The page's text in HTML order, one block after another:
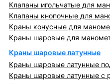
Клапаны игольчатые для
Клапаны кнопочные для
Краны конусные для
Краны шаровые для
Краны шаровые латунные
Краны шаровые латунные
Краны шаровые латунные с